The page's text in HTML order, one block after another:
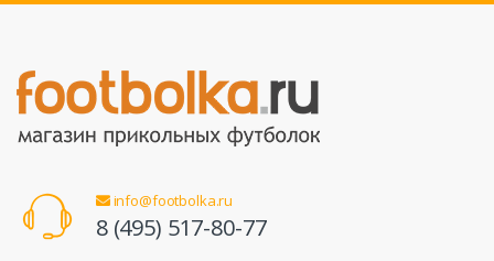
info@footbolka.ru
8 (495) 517-80-77